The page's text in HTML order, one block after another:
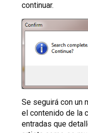
continuar.
Se seguirá con un
el contenido de la
entradas que